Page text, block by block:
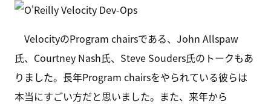
VelocityのProgram chairsである、John Allspaw
氏、Courtney Nash氏、Steve Souders氏のトークもあ
りました。長年Program chairsをやられている彼らは
本当にすごい方だと思いました。また、来年から